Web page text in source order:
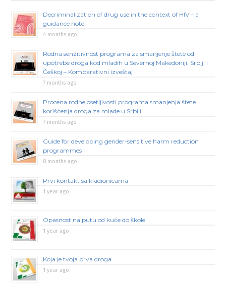
Decriminalization of drug use in the context of HIV – a
guidance note
4 months ago
Rodna senzitivnost programa za smanjenje štete od
upotrebe droga kod mladih u Severnoj Makedoniji, Srbiji i
Češkoj – Komparativni izveštaj
7 months ago
Procena rodne osetljivosti programa smanjenja štete
korišćenja droga za mlade u Srbiji
7 months ago
Guide for developing gender-sensitive harm reduction
programmes
8 months ago
Prvi kontakt sa kladionicama
1 year ago
Opasnost na putu od kuće do škole
1 year ago
Koja je tvoja prva droga
1 year ago